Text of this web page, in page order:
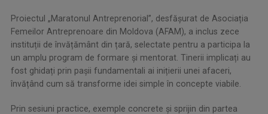
Proiectul „Maratonul Antreprenorial”, desfășurat de Asociația
Femeilor Antreprenoare din Moldova (AFAM), a inclus zece
instituții de învățământ din țară, selectate pentru a participa la
un amplu program de formare și mentorat. Tinerii implicați au
fost ghidați prin pașii fundamentali ai inițierii unei afaceri,
învățând cum să transforme idei simple în concepte viabile.
Prin sesiuni practice, exemple concrete și sprijin din partea